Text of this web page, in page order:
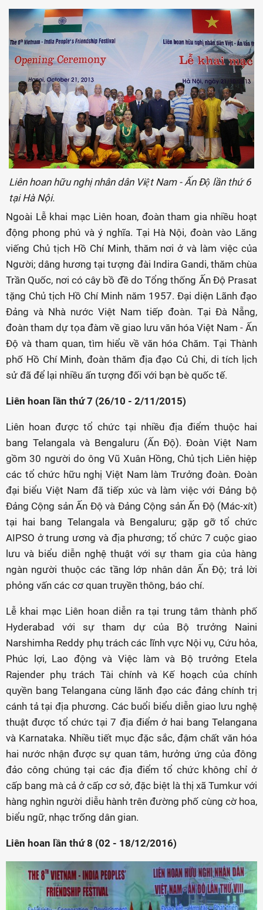
Liên hoan hữu nghị nhân dân Việt Nam - Ấn Độ lần thứ 6
tại Hà Nội.
Ngoài Lễ khai mạc Liên hoan, đoàn tham gia nhiều hoạt
động phong phú và ý nghĩa. Tại Hà Nội, đoàn vào Lăng
viếng Chủ tịch Hồ Chí Minh, thăm nơi ở và làm việc của
Người; dâng hương tại tượng đài Indira Gandi, thăm chùa
Trần Quốc, nơi có cây bồ đề do Tổng thống Ấn Độ Prasat
tặng Chủ tịch Hồ Chí Minh năm 1957. Đại diện Lãnh đạo
Đảng và Nhà nước Việt Nam tiếp đoàn. Tại Đà Nẵng,
đoàn tham dự tọa đàm về giao lưu văn hóa Việt Nam - Ấn
Độ và tham quan, tìm hiểu về văn hóa Chăm. Tại Thành
phố Hồ Chí Minh, đoàn thăm địa đạo Củ Chi, di tích lịch
sử đã để lại nhiều ấn tượng đối với bạn bè quốc tế.
Liên hoan lần thứ 7 (26/10 - 2/11/2015)
Liên hoan được tổ chức tại nhiều địa điểm thuộc hai
bang Telangala và Bengaluru (Ấn Độ). Đoàn Việt Nam
gồm 30 người do ông Vũ Xuân Hồng, Chủ tịch Liên hiệp
các tổ chức hữu nghị Việt Nam làm Trưởng đoàn. Đoàn
đại biểu Việt Nam đã tiếp xúc và làm việc với Đảng bộ
Đảng Cộng sản Ấn Độ và Đảng Cộng sản Ấn Độ (Mác-xít)
tại hai bang Telangala và Bengaluru; gặp gỡ tổ chức
AIPSO ở trung ương và địa phương; tổ chức 7 cuộc giao
lưu và biểu diễn nghệ thuật với sự tham gia của hàng
ngàn người thuộc các tầng lớp nhân dân Ấn Độ; trả lời
phỏng vấn các cơ quan truyền thông, báo chí.
Lễ khai mạc Liên hoan diễn ra tại trung tâm thành phố
Hyderabad với sự tham dự của Bộ trưởng Naini
Narshimha Reddy phụ trách các lĩnh vực Nội vụ, Cứu hỏa,
Phúc lợi, Lao động và Việc làm và Bộ trưởng Etela
Rajender phụ trách Tài chính và Kế hoạch của chính
quyền bang Telangana cùng lãnh đạo các đảng chính trị
cánh tả tại địa phương. Các buổi biểu diễn giao lưu nghệ
thuật được tổ chức tại 7 địa điểm ở hai bang Telangana
và Karnataka. Nhiều tiết mục đặc sắc, đậm chất văn hóa
hai nước nhận được sự quan tâm, hưởng ứng của đông
đảo công chúng tại các địa điểm tổ chức không chỉ ở
cấp bang mà cả ở cấp cơ sở, đặc biệt là thị xã Tumkur với
hàng nghìn người diễu hành trên đường phố cùng cờ hoa,
biểu ngữ, nhạc trống dân gian.
Liên hoan lần thứ 8 (02 - 18/12/2016)